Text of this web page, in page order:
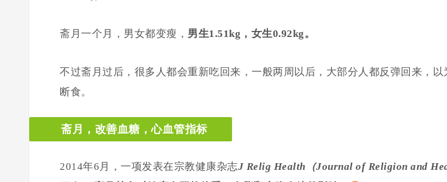
斋月一个月，男女都变瘦， 男生1.51kg，女生0.92kg。
不过斋月过后，很多人都会重新吃回来，一般两周以后，大部分人都反弹回来，以
断食。
斋月，改善血糖，心血管指标
2014年6月，一项发表在宗教健康杂志J Relig Health（Journal of Religion and